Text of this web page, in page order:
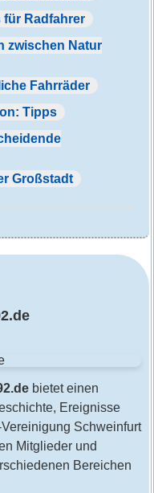
für Radfahrer
zwischen Natur
Fahrräder
Tipps
Großstadt
bietet einen
Ereignisse
Schweinfurt
Mitglieder und
Bereichen